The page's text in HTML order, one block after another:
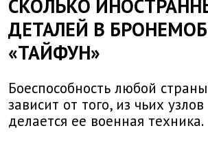
СКОЛЬКО
ДЕТАЛЕЙ В
«ТАЙФУН»
Боеспособность любой
зависит от того, из чьих
делается ее военная техника.